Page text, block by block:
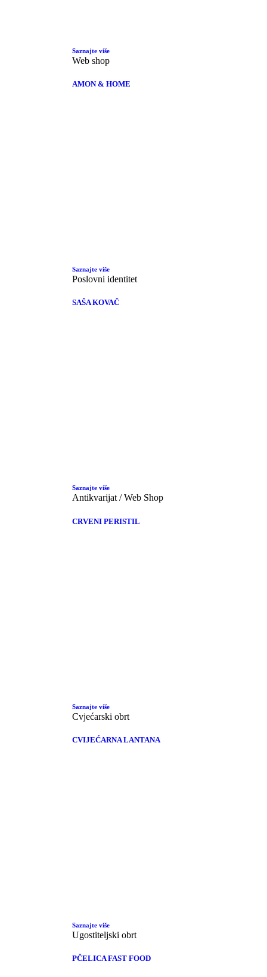
Saznajte više
Web shop
AMON & HOME
Saznajte više
Poslovni identitet
SAŠA KOVAČ
Saznajte više
Antikvarijat / Web Shop
CRVENI PERISTIL
Saznajte više
Cvjećarski obrt
CVIJEĆARNA LANTANA
Saznajte više
Ugostiteljski obrt
PČELICA FAST FOOD